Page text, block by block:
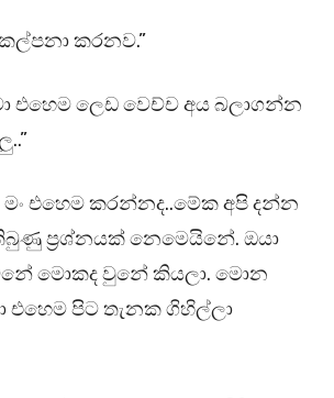
කරනව.”
එහෙම ලෙඩ වෙච්ච අය බලාගන්න
එහෙම කරන්නද..මේක අපි දන්න
තිබුණු ප්‍රශ්නයක් නෙමෙයිනේ. ඔයා
මොකද වුනේ කියලා. මොන
එහෙම පිට තැනක ගිහිල්ලා